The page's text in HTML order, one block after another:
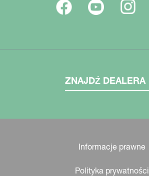
ZNAJDŹ DEALERA
Informacje prawne
Polityka prywatności